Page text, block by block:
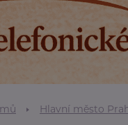
Hlavní město